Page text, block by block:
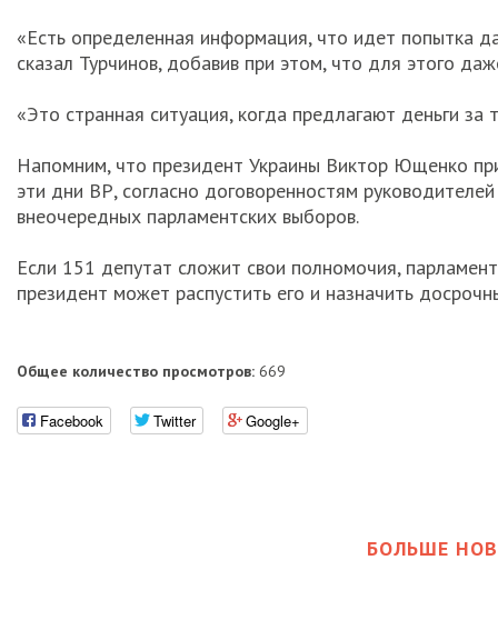
«Есть определенная информация, что идет попытка
сказал Турчинов, добавив при этом, что для этого
«Это странная ситуация, когда предлагают деньги
Напомним, что президент Украины Виктор Ющенко
эти дни ВР, согласно договоренностям
внеочередных парламентских выборов.
Если 151 депутат сложит свои полномочия,
президент может распустить его и назначить
Общее количество просмотров: 669
Facebook Twitter Google+
БОЛЬШЕ